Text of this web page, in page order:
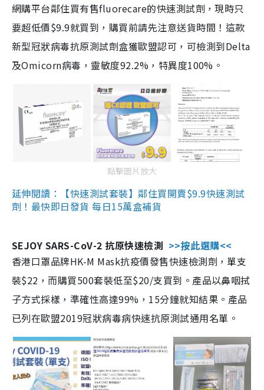
網購平台鄰住買有售fluorecare的快速測試劑，現時只
要超低價$9.9就買到，購買前請先注意送貨時間！這款
新型冠狀病毒抗原測試劑盒獲歐盟認可，可檢測到Delta
及Omicorn病毒，靈敏度92.2%，特異度100%。
點擊圖片放大
延伸閱讀：【快速測試套裝】鄰住買開賣$9.9快速測試
劑！最快即日發貨 每日15萬盒補貨
SEJOY SARS-CoV-2 抗原快速檢測 >>按此選購<<
香港口罩品牌HK-M Mask抗疫價發售快速檢測劑，單支
裝$22，而購買500套裝低至$20/支買到。產品以鼻咽拭
子方式採樣，準確性高達99%，15分鐘就知結果。產品
已列在歐盟2019冠狀病毒病快速抗原測試通用名單。